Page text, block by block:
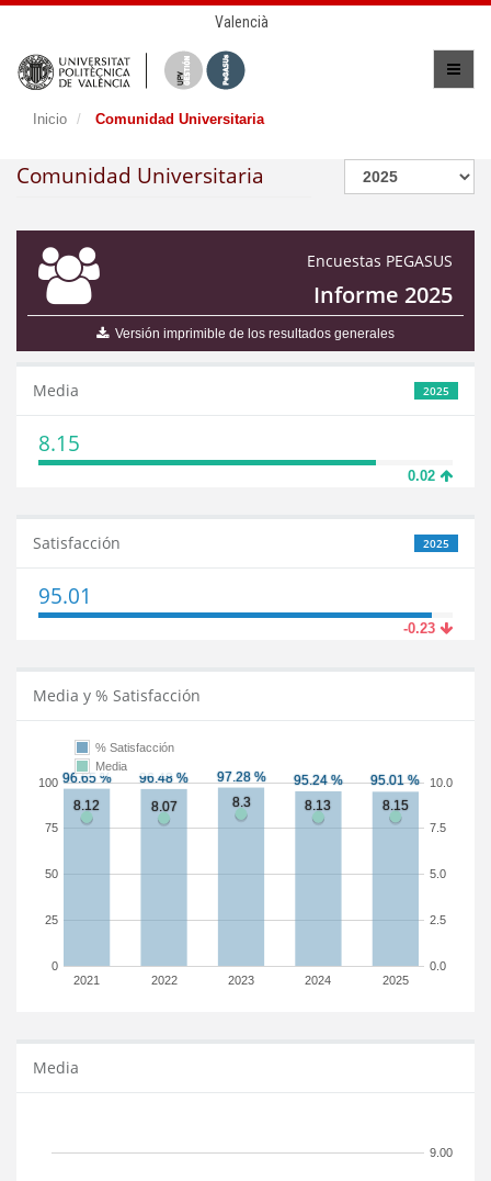
Valencià
Inicio Comunidad Universitaria
Comunidad Universitaria
Encuestas PEGASUS
Informe 2025
Versión imprimible de los resultados generales
2025
Media
8.15
0.02
2025
Satisfacción
95.01
-0.23
Media y % Satisfacción
2021 2022 2023 2024 2025
0
25
50
75
100
0.0
2.5
5.0
7.5
10.0
% Satisfacción
Media
Media
9.00